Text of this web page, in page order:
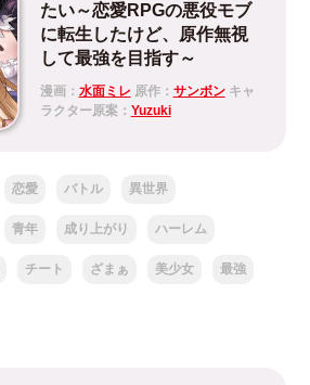
たい～恋愛RPGの悪役モブ
に転生したけど、原作無視
して最強を目指す～
漫画： 水面ミレ 原作： サンボンキャ
ラクター原案： Yuzuki
恋愛 バトル 異世界
青年 成り上がり ハーレム
チート ざまぁ 美少女 最強